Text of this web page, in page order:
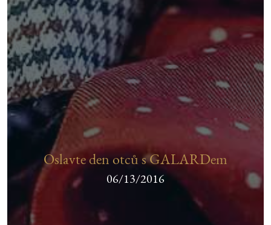
Oslavte den otců s GALARDem
06/13/2016